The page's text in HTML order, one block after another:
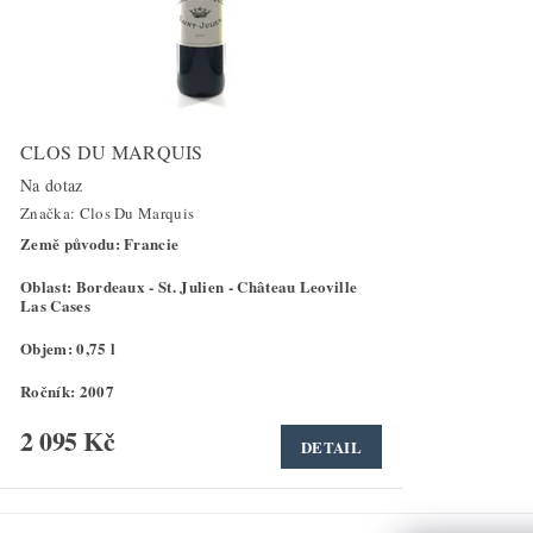
CLOS DU MARQUIS
Na dotaz
Značka: Clos Du Marquis
Země původu: Francie
Oblast: Bordeaux - St. Julien - Château Leoville
Las Cases
Objem: 0,75 l
Ročník: 2007
2 095 Kč DETAIL